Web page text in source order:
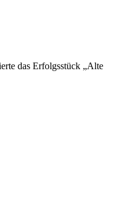
das Erfolgsstück „Alte